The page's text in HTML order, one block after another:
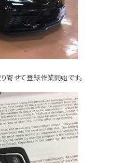
寄せて登録作業開始です。